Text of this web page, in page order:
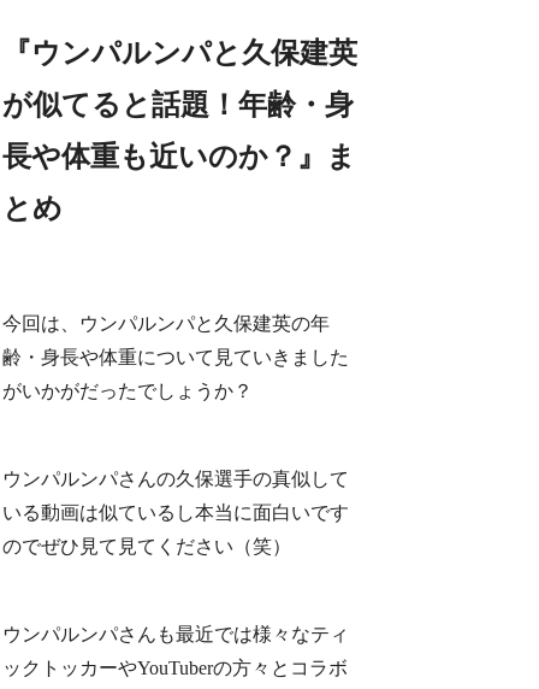
『ウンパルンパと久保建英
が似てると話題！年齢・身
長や体重も近いのか？』ま
とめ
今回は、ウンパルンパと久保建英の年
齢・身長や体重について見ていきました
がいかがだったでしょうか？
ウンパルンパさんの久保選手の真似して
いる動画は似ているし本当に面白いです
のでぜひ見て見てください（笑）
ウンパルンパさんも最近では様々なティ
ックトッカーやYouTuberの方々とコラボ